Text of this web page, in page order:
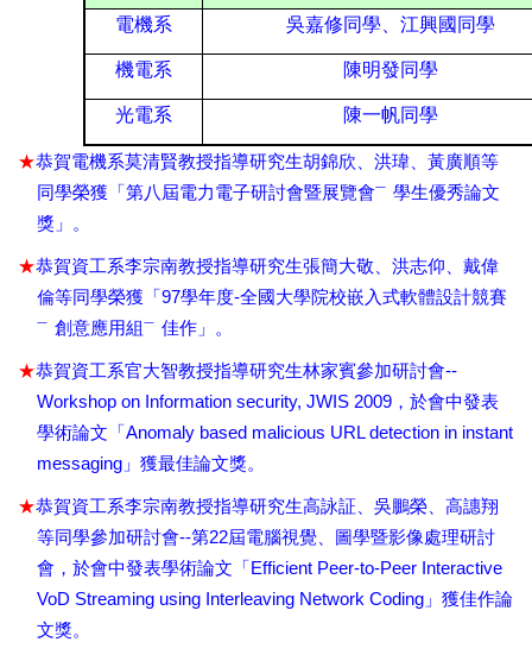
電機系 吳嘉修同學、江興國同學
機電系 陳明發同學
光電系 陳一帆同學
★恭賀電機系莫清賢教授指導研究生胡錦欣、洪瑋、黃廣順等
同學榮獲「第八屆電力電子研討會暨展覽會㆒ 學生優秀論文
獎」
。
★恭賀資工系李宗南教授指導研究生張簡大敬、洪志仰、戴偉
倫等同學榮獲「 97學年度-全國大學院校嵌入式軟體設計競賽
㆒ 創意應用組㆒ 佳作」。
★恭賀資工系官大智教授指導研究生林家賓參加研討會--
Workshop on Information security, JWIS 2009 ，於會中發表
學術論文「 Anomaly based malicious URL detection in instant
messaging 」獲最佳論文獎。
★恭賀資工系李宗南教授指導研究生高詠証、吳鵬榮、高譓翔
等同學參加研討會--第22屆電腦視覺、圖學暨影像處理研討
會，於會中發表學術論文「 Efficient Peer-to-Peer Interactive
VoD Streaming using Interleaving Network Coding 」獲佳作論
文獎。